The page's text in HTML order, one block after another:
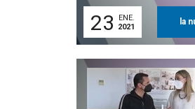
23
ENE.
2021
la